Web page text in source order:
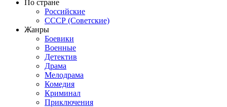
По стране
Российские
СССР (Советские)
Жанры
Боевики
Военные
Детектив
Драма
Мелодрама
Комедия
Криминал
Приключения